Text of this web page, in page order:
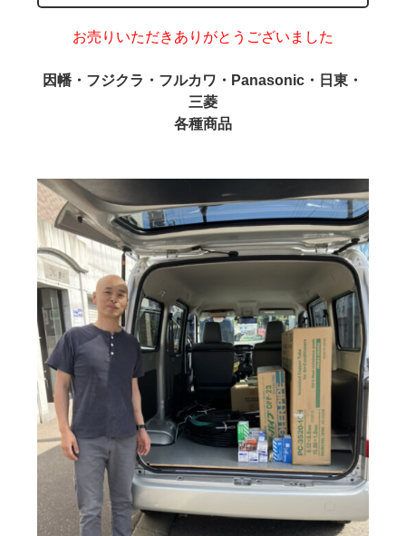
電化製品(40)
その他建築資材(113)
マイナーケーブル (13)
同軸ケーブル(11)
エコケーブル(3)
お売りいただきありがとうございました
因幡・フジクラ・フルカワ・Panasonic・日東・
三菱
各種商品